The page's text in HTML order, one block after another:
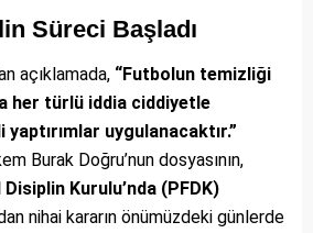
Süreci Başladı
açıklamada, “Futbolun temizliği
her türlü iddia ciddiyetle
uygulanacaktır.”
Burak Doğru’nun dosyasının,
Kurulu’nda (PFDK)
nihai kararın önümüzdeki günlerde